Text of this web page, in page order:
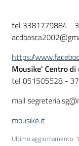
tel 3381779884 -
https://
Mousike' Centro di
tel 051505528 -
mail
mousike.it
Ultimo aggiornamento: